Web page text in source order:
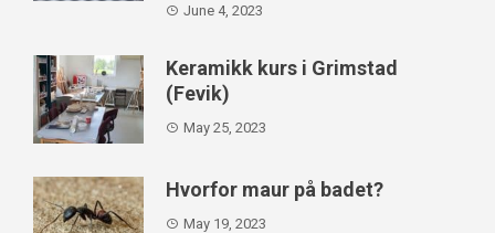
June 4, 2023
Keramikk kurs i Grimstad
(Fevik)
May 25, 2023
Hvorfor maur på badet?
May 19, 2023